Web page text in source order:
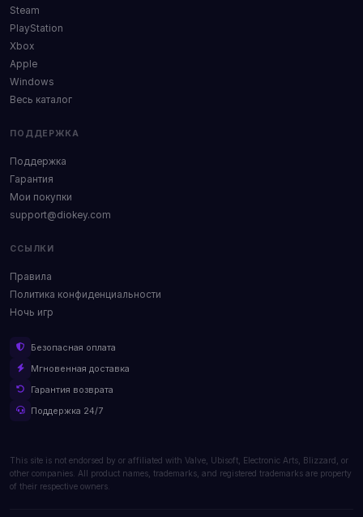
Steam
PlayStation
Xbox
Apple
Windows
Весь каталог
ПОДДЕРЖКА
Поддержка
Гарантия
Мои покупки
support@diokey.com
ССЫЛКИ
Правила
Политика конфиденциальности
Ночь игр
Безопасная оплата
Мгновенная доставка
Гарантия возврата
Поддержка 24/7
This site is not endorsed by or affiliated with Valve, Ubisoft, Electronic Arts, Blizzard, or
other companies. All product names, trademarks, and registered trademarks are property
of their respective owners.